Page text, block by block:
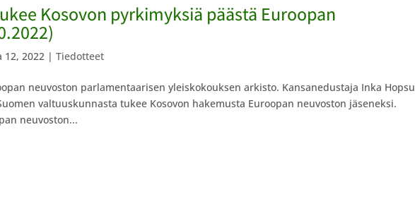
Kosovon pyrkimyksiä päästä Euroopan
12, 2022 |Tiedotteet
neuvoston parlamentaarisen yleiskokouksen arkisto. Kansanedustaja Inka Hopsu
valtuuskunnasta tukee Kosovon hakemusta Euroopan neuvoston jäseneksi.
neuvoston...